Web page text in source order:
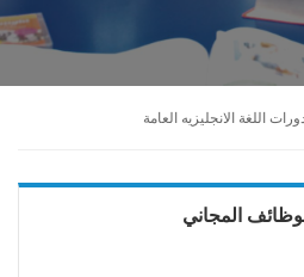
اللغة الانجليزيه العامة
المجاني